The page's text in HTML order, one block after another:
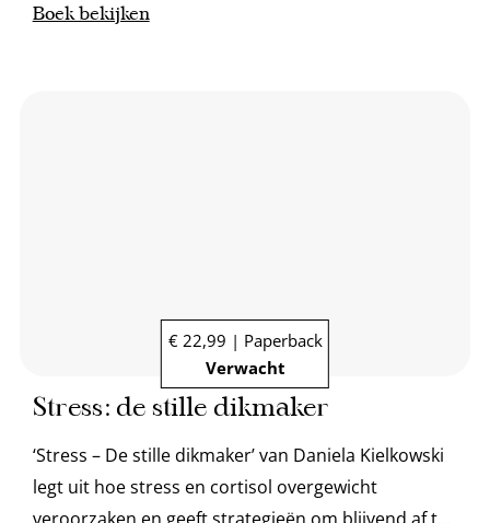
Boek bekijken
€ 22,99 | Paperback
Verwacht
Stress: de stille dikmaker
‘Stress – De stille dikmaker’ van Daniela Kielkowski
legt uit hoe stress en cortisol overgewicht